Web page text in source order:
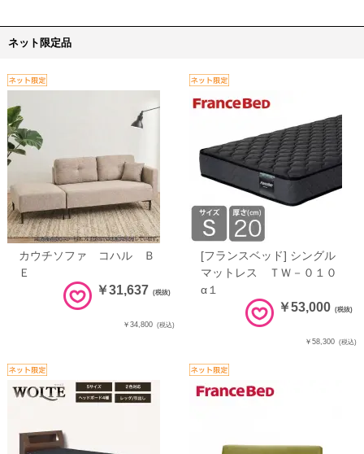
ネット限定品
カウチソファ コハル Ｂ
Ｅ
￥31,637 (税抜)
￥34,800 (税込)
[フランスベッド] シングル
マットレス ＴＷ－０１０
α１
￥53,000 (税抜)
￥58,300 (税込)